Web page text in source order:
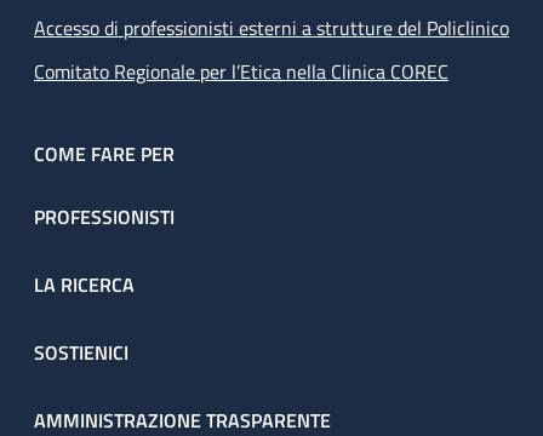
Accesso di professionisti esterni a strutture del Policlinico
Comitato Regionale per l’Etica nella Clinica COREC
COME FARE PER
PROFESSIONISTI
LA RICERCA
SOSTIENICI
AMMINISTRAZIONE TRASPARENTE